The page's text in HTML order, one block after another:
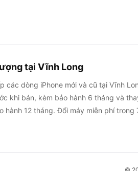
tại Vĩnh Long
các dòng iPhone mới và cũ tại Vĩnh
khi bán, kèm bảo hành 6 tháng và
hành 12 tháng. Đổi máy miễn phí trong